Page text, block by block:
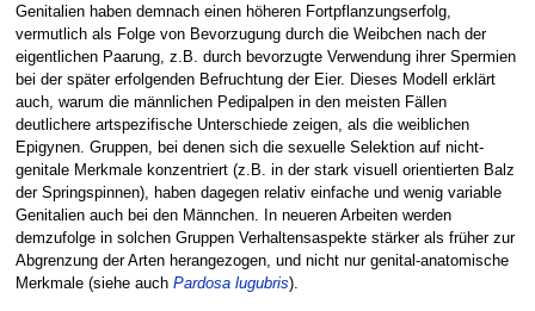
Genitalien haben demnach einen höheren Fortpflanzungserfolg,
vermutlich als Folge von Bevorzugung durch die Weibchen nach der
eigentlichen Paarung, z.B. durch bevorzugte Verwendung ihrer Spermien
bei der später erfolgenden Befruchtung der Eier. Dieses Modell erklärt
auch, warum die männlichen Pedipalpen in den meisten Fällen
deutlichere artspezifische Unterschiede zeigen, als die weiblichen
Epigynen. Gruppen, bei denen sich die sexuelle Selektion auf nicht-
genitale Merkmale konzentriert (z.B. in der stark visuell orientierten Balz
der Springspinnen), haben dagegen relativ einfache und wenig variable
Genitalien auch bei den Männchen. In neueren Arbeiten werden
demzufolge in solchen Gruppen Verhaltensaspekte stärker als früher zur
Abgrenzung der Arten herangezogen, und nicht nur genital-anatomische
Merkmale (siehe auch Pardosa lugubris).